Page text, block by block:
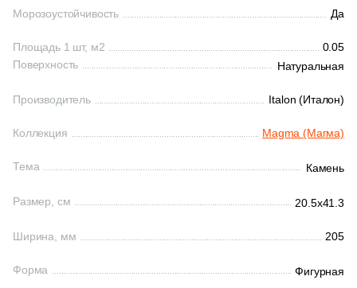
Китай
Испания
Форма
Laparet (145)
Leonardo (38)
L’Antic Colonial (
MEI (2)
Marble Mosaic (240)
Marmocer (
Морозоустойчивость Да
Площадь 1 шт, м2
0.05
Поверхность
Натуральная
Производитель Italon (Италон)
Коллекция Magma (Магма)
Тема Камень
Размер, см 20.5x41.3
Ширина, мм 205
Форма Фигурная